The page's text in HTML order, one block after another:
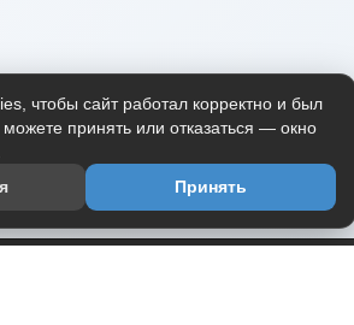
чтобы сайт работал корректно и был
принять или отказаться — окно
Принять